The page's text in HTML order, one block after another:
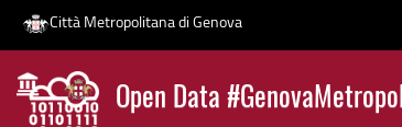
Salta
Città Metropolitana di Genova
Open Data